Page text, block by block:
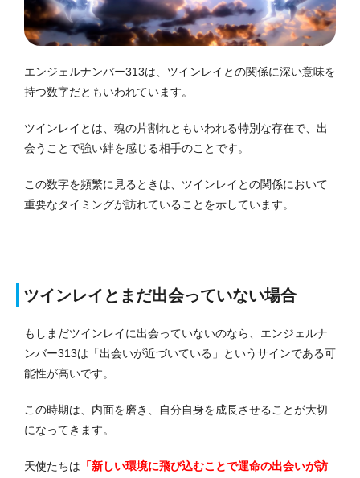
エンジェルナンバー313は、ツインレイとの関係に深い意味を
持つ数字だともいわれています。
ツインレイとは、魂の片割れともいわれる特別な存在で、出
会うことで強い絆を感じる相手のことです。
この数字を頻繁に見るときは、ツインレイとの関係において
重要なタイミングが訪れていることを示しています。
ツインレイとまだ出会っていない場合
もしまだツインレイに出会っていないのなら、エンジェルナ
ンバー313は「出会いが近づいている」というサインである可
能性が高いです。
この時期は、内面を磨き、自分自身を成長させることが大切
になってきます。
天使たちは 「新しい環境に飛び込むことで運命の出会いが訪